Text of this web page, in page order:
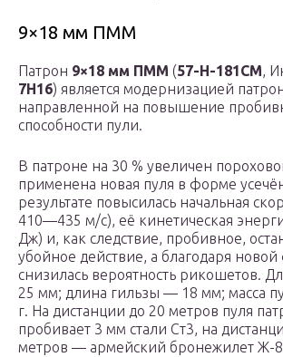
9×18 мм ПММ
Патрон 9×18 мм ПММ (57-Н-181СМ,
7Н16) является модернизацией
направленной на повышение
способности пули.
В патроне на 30 % увеличен
применена новая пуля в форме
результате повысилась начальная
410—435 м/с), её кинетическая
Дж) и, как следствие, пробивное,
убойное действие, а благодаря
снизилась вероятность рикошетов.
25 мм; длина гильзы — 18 мм; масса
г. На дистанции до 20 метров пуля
пробивает 3 мм стали Ст3, на
метров — армейский бронежилет Ж-